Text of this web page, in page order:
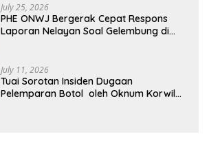
July 25, 2026
PHE ONWJ Bergerak Cepat Respons
Laporan Nelayan Soal Gelembung di
July 11, 2026
Tuai Sorotan Insiden Dugaan
Pelemparan Botol oleh Oknum Korwil